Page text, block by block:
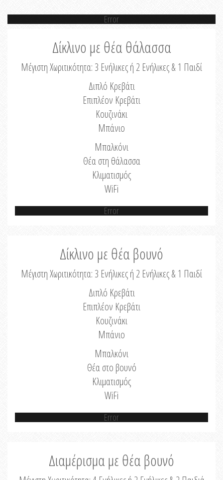
Error
Δίκλινο με θέα θάλασσα
Μέγιστη Χωριτικότητα: 3 Ενήλικες ή 2 Ενήλικες & 1 Παιδί
Διπλό Κρεβάτι
Επιπλέον Κρεβάτι
Κουζινάκι
Μπάνιο
Μπαλκόνι
Θέα στη θάλασσα
Κλιματισμός
WiFi
Error
Δίκλινο με θέα βουνό
Μέγιστη Χωριτικότητα: 3 Ενήλικες ή 2 Ενήλικες & 1 Παιδί
Διπλό Κρεβάτι
Επιπλέον Κρεβάτι
Κουζινάκι
Μπάνιο
Μπαλκόνι
Θέα στο βουνό
Κλιματισμός
WiFi
Error
Διαμέρισμα με θέα βουνό